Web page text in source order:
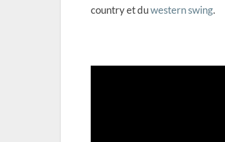
country et duwestern swing.